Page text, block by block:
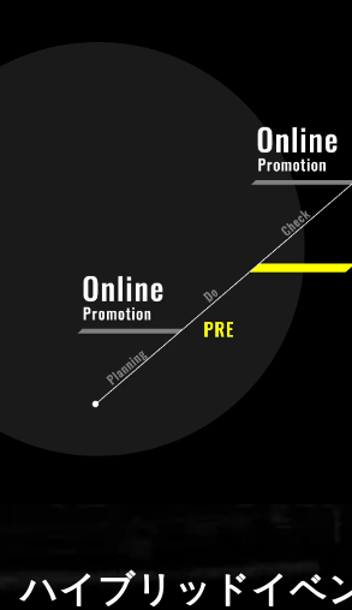
ハイブリッドイベ